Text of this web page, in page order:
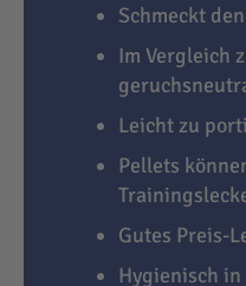
Schmeckt
Im Vergleich
Leicht zu
Pellets
Gutes Preis-
Hygienisch